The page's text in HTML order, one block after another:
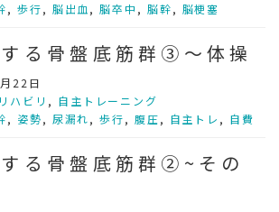
, 歩行, 脳出血 ,脳卒中 , 脳幹, 脳梗塞
る骨盤底筋群③～体操
22日
ハビリ , 自主トレーニング
, 姿勢, 尿漏れ,歩行, 腹圧, 自主トレ , 自費
る骨盤底筋群②~その